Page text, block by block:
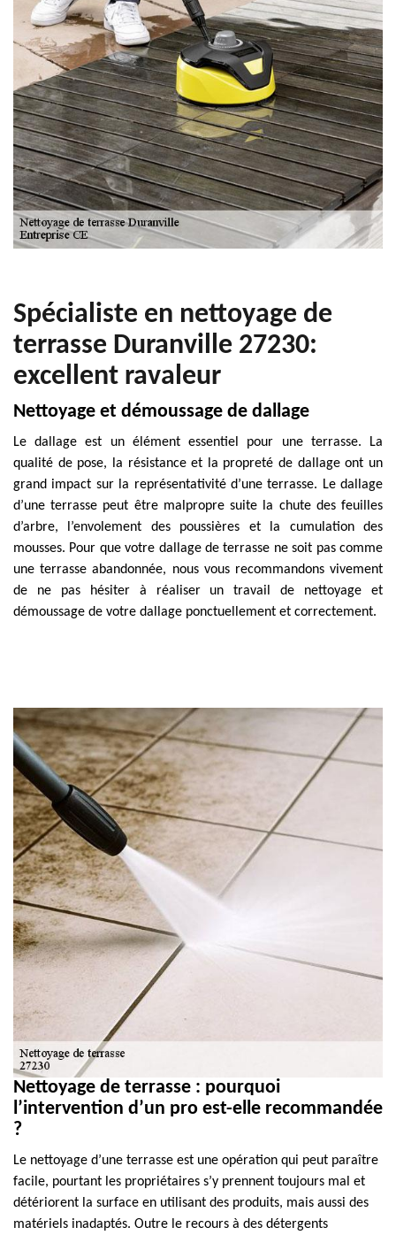
Spécialiste en nettoyage de
terrasse Duranville 27230:
excellent ravaleur
Nettoyage et démoussage de dallage
Le dallage est un élément essentiel pour une terrasse. La
qualité de pose, la résistance et la propreté de dallage ont un
grand impact sur la représentativité d’une terrasse. Le dallage
d’une terrasse peut être malpropre suite la chute des feuilles
d’arbre, l’envolement des poussières et la cumulation des
mousses. Pour que votre dallage de terrasse ne soit pas comme
une terrasse abandonnée, nous vous recommandons vivement
de ne pas hésiter à réaliser un travail de nettoyage et
démoussage de votre dallage ponctuellement et correctement.
Nettoyage de terrasse : pourquoi
l’intervention d’un pro est-elle recommandée
?
Le nettoyage d’une terrasse est une opération qui peut paraître
facile, pourtant les propriétaires s’y prennent toujours mal et
détériorent la surface en utilisant des produits, mais aussi des
matériels inadaptés. Outre le recours à des détergents